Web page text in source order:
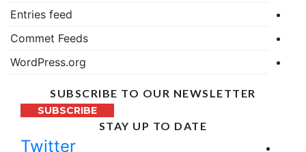
Entries feed
Commet Feeds
WordPress.org
SUBSCRIBE TO OUR NEWSLETTER
SUBSCRIBE
STAY UP TO DATE
Twitter